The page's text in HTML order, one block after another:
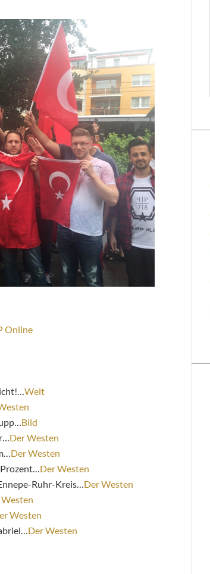
Online
Welt
Bild
Der Westen
Der Westen
Der Westen
Ruhr-Kreis… Der Westen
Westen
Der Westen